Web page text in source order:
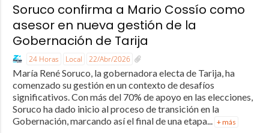
Soruco confirma a Mario Cossío como
asesor en nueva gestión de la
Gobernación de Tarija
24 Horas Local 22/Abr/2026
María René Soruco, la gobernadora electa de Tarija, ha
comenzado su gestión en un contexto de desafíos
significativos. Con más del 70% de apoyo en las elecciones,
Soruco ha dado inicio al proceso de transición en la
Gobernación, marcando así el final de una etapa... + más